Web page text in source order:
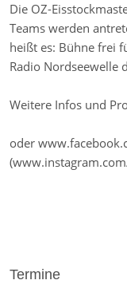
Die OZ-
Teams werden
heißt es: Bühne frei
Radio Nordseewelle
Weitere Infos und
oder
Termine